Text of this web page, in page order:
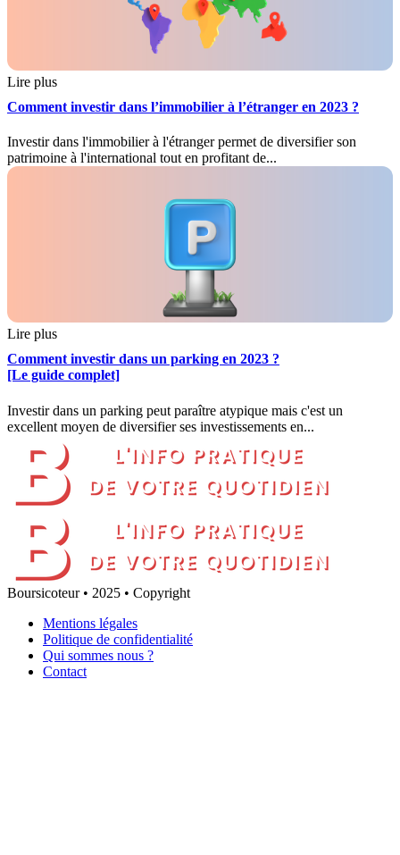
Lire plus
Comment investir dans l’immobilier à l’étranger en 2023 ?
Investir dans l'immobilier à l'étranger permet de diversifier son
patrimoine à l'international tout en profitant de...
Lire plus
Comment investir dans un parking en 2023 ?
[Le guide complet]
Investir dans un parking peut paraître atypique mais c'est un
excellent moyen de diversifier ses investissements en...
Boursicoteur • 2025 • Copyright
Mentions légales
Politique de confidentialité
Qui sommes nous ?
Contact